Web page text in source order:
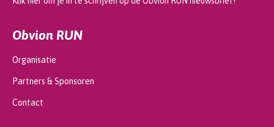
Obvion RUN
Organisatie
Partners & Sponsoren
Contact